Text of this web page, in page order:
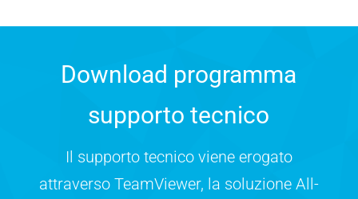
Download programma
supporto tecnico
Il supporto tecnico viene erogato
attraverso TeamViewer, la soluzione All-